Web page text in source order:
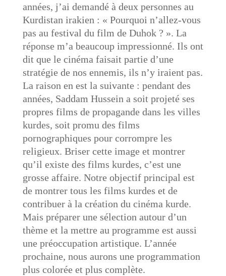
années, j’ai demandé à deux personnes au
Kurdistan irakien : « Pourquoi n’allez-vous
pas au festival du film de Duhok ? ». La
réponse m’a beaucoup impressionné. Ils ont
dit que le cinéma faisait partie d’une
stratégie de nos ennemis, ils n’y iraient pas.
La raison en est la suivante : pendant des
années, Saddam Hussein a soit projeté ses
propres films de propagande dans les villes
kurdes, soit promu des films
pornographiques pour corrompre les
religieux. Briser cette image et montrer
qu’il existe des films kurdes, c’est une
grosse affaire. Notre objectif principal est
de montrer tous les films kurdes et de
contribuer à la création du cinéma kurde.
Mais préparer une sélection autour d’un
thème et la mettre au programme est aussi
une préoccupation artistique. L’année
prochaine, nous aurons une programmation
plus colorée et plus complète.